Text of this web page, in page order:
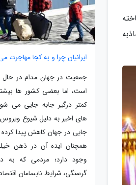
ایرانیان چرا و به کجا مهاجرت
جمعیت در جهان مدام در حال
است، اما بعضی کشور ها
کمتر درگیر جابه جایی می
های اخیر به دلیل شیوع ویروس
جایی در جهان کاهش پیدا
همچنان ایده آن در ذهن
وجود دارد؛ مردمی که به
گرسنگی، شرایط نابسامان